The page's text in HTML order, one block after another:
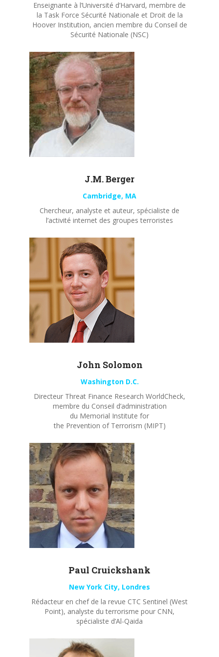
Enseignante à l’Université d’Harvard, membre de
la Task Force Sécurité Nationale et Droit de la
Hoover Institution, ancien membre du Conseil de
Sécurité Nationale (NSC)
J.M. Berger
Cambridge, MA
Chercheur, analyste et auteur, spécialiste de
l’activité internet des groupes terroristes
John Solomon
Washington D.C.
Directeur Threat Finance Research WorldCheck,
membre du Conseil d’administration
du Memorial Institute for
the Prevention of Terrorism (MIPT)
Paul Cruickshank
New York City, Londres
Rédacteur en chef de la revue CTC Sentinel (West
Point), analyste du terrorisme pour CNN,
spécialiste d’Al-Qaida